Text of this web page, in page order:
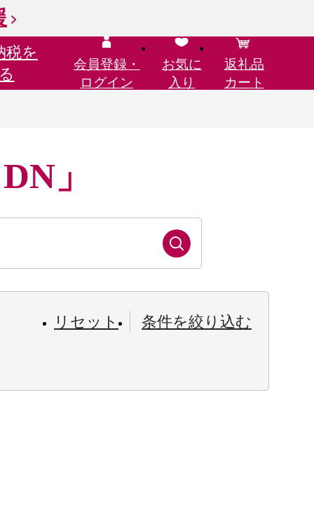
税を
会員登録・
ログイン
お気に
入り
返礼品
カート
」
リセット 条件を絞り込む